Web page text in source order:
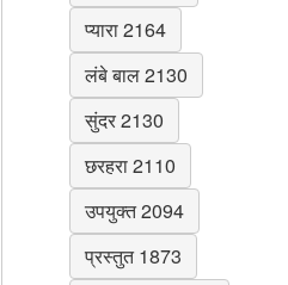
प्यारा 2164
लंबे बाल 2130
सुंदर 2130
छरहरा 2110
उपयुक्त 2094
प्रस्तुत 1873